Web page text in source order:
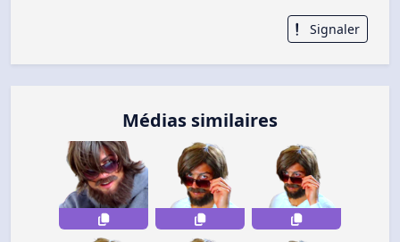
Signaler
Médias similaires